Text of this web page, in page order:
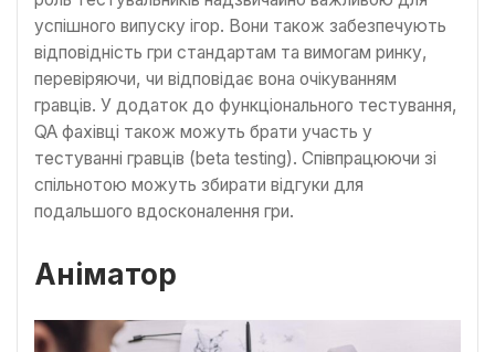
успішного випуску ігор. Вони також забезпечують
відповідність гри стандартам та вимогам ринку,
перевіряючи, чи відповідає вона очікуванням
гравців. У додаток до функціонального тестування,
QA фахівці також можуть брати участь у
тестуванні гравців (beta testing). Співпрацюючи зі
спільнотою можуть збирати відгуки для
подальшого вдосконалення гри.
Аніматор